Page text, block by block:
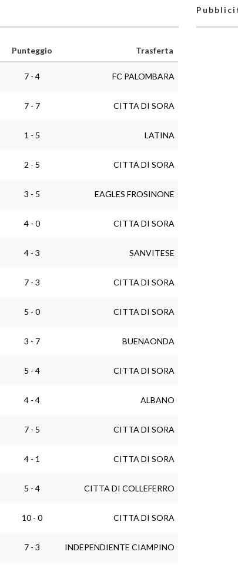
Punteggio
Trasferta
7 - 4 FC PALOMBARA
7 - 7 CITTA DI SORA
1 - 5 LATINA
2 - 5 CITTA DI SORA
3 - 5 EAGLES FROSINONE
4 - 0 CITTA DI SORA
4 - 3 SANVITESE
7 - 3 CITTA DI SORA
5 - 0 CITTA DI SORA
3 - 7 BUENAONDA
5 - 4 CITTA DI SORA
4 - 4 ALBANO
7 - 5 CITTA DI SORA
4 - 1 CITTA DI SORA
5 - 4 CITTA DI COLLEFERRO
10 - 0 CITTA DI SORA
7 - 3 INDEPENDIENTE CIAMPINO